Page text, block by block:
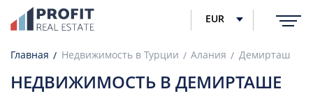
EUR
Главная Недвижимость в Турции Алания Демирташ
НЕДВИЖИМОСТЬ В ДЕМИРТАШЕ